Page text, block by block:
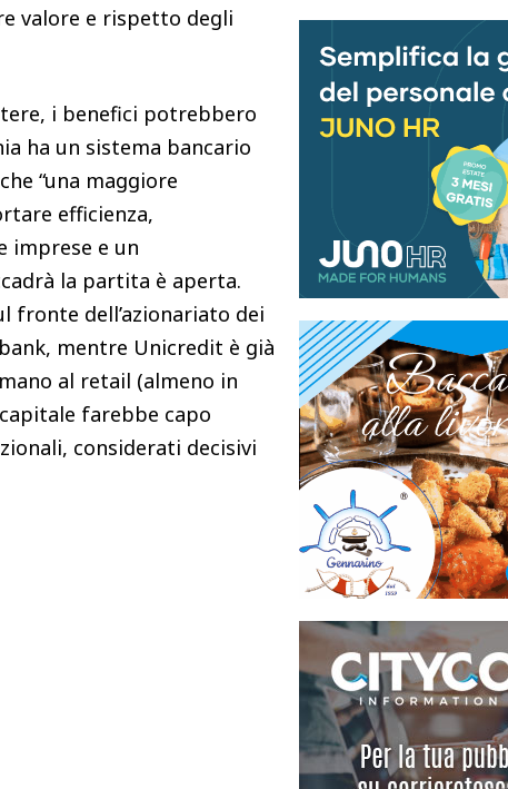
valore e rispetto degli
i benefici potrebbero
ha un sistema bancario
“una maggiore
efficienza,
imprese e un
la partita è aperta.
dell’azionariato dei
mentre Unicredit è già
al retail (almeno in
farebbe capo
considerati decisivi